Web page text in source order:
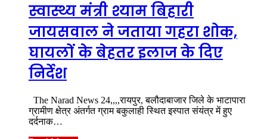
स्वास्थ्य मंत्री श्याम बिहारी
जायसवाल ने जताया गहरा शोक,
घायलों के बेहतर इलाज के दिए
निर्देश
The Narad News 24,,,,रायपुर, बलौदाबाजार जिले के भाटापारा
ग्रामीण क्षेत्र अंतर्गत ग्राम बकुलाही स्थित इस्पात संयंत्र में हुए
दर्दनाक…